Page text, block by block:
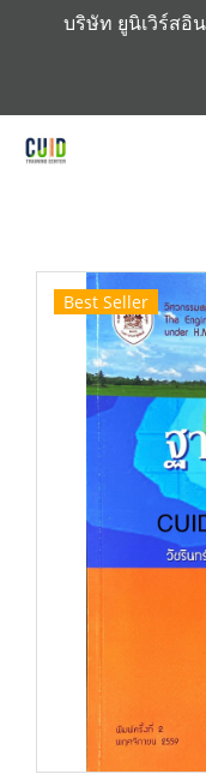
บริษัท ยูนิเวิร์สอิ
Best Seller